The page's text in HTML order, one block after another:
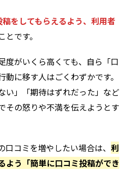
稿をしてもらえるよう、利用者
とです。
度がいくら高くても、自ら「口
に移す人はごくわずかです。
い」「期待はずれだった」など
その怒りや不満を伝えようとす
コミを増やしたい場合は、 利
よう「簡単に口コミ投稿ができ